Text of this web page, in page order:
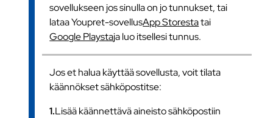
sovellukseen jos sinulla on jo tunnukset, tai
lataa Youpret-sovellusApp Storestatai
Google Playstaja luo itsellesi tunnus.
Jos et halua käyttää sovellusta, voit tilata
käännökset sähköpostitse:
1.Lisää käännettävä aineisto sähköpostiin